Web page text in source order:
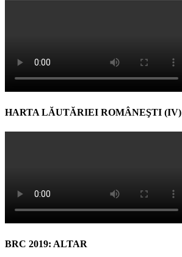
HARTA LĂUTĂRIEI ROMÂNEŞTI (IV)
BRC 2019: ALTAR